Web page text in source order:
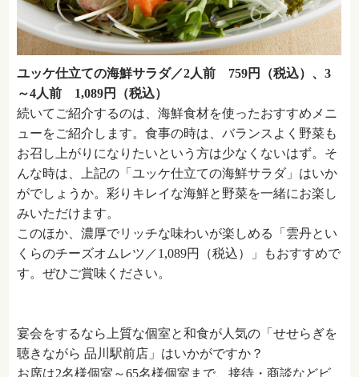
ユッケ仕立ての海鮮サラダ／2人前 759円（税込）、3
～4人前 1,089円（税込）
続いてご紹介するのは、海鮮食材を使ったおすすめメニ
ューをご紹介します。食事の時は、バランスよく野菜も
お召し上がりになりたいという方は少なくないはず。そ
んな時は、上記の「ユッケ仕立ての海鮮サラダ」はいか
がでしょうか。彩りキレイな海鮮と野菜を一緒にお楽し
みいただけます。
このほか、濃厚でリッチな味わいが楽しめる「雲丹とい
くらのチーズオムレツ／1,089円（税込）」もおすすめで
す。ぜひご賞味ください。
宴会をするなら上質な個室と和食が人気の「せせらぎを
聴きながら 品川駅前店」はいかがですか？
お席は2名様個室～65名様個室まで、接待・商談などビ